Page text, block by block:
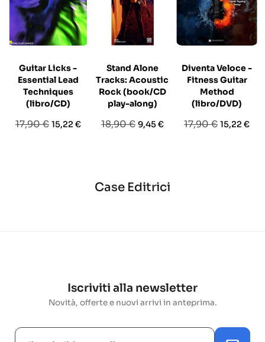
Guitar Licks -
Essential Lead
Techniques
(libro/CD)
Prezzo
17,90 € Prezzo
15,22 €
Stand Alone
Tracks: Acoustic
Rock (book/CD
play-along)
Prezzo
18,90 € Prezzo
9,45 €
Diventa Veloce -
Fitness Guitar
Method
(libro/DVD)
Prezzo
17,90 € Prezzo
15,22 €
Case Editrici
Iscriviti alla newsletter
Novità, offerte e nuovi arrivi in anteprima.